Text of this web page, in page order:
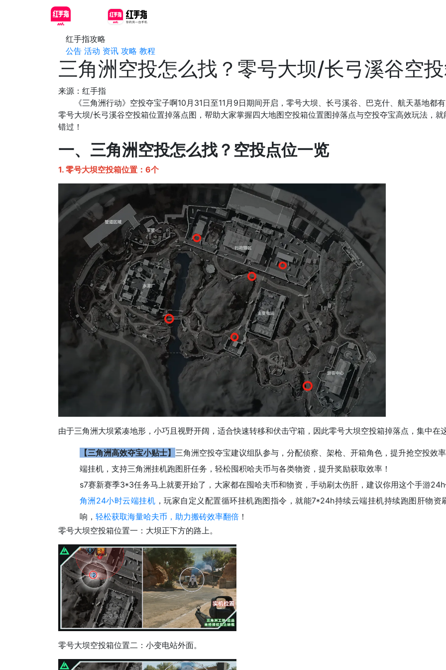
红手指攻略
公告 活动 资讯 攻略 教程
三角洲空投怎么找？零号大坝/长弓溪谷空
来源：红手指
《三角洲行动》空投夺宝子啊10月31日至11月9日期间开启，零号大坝、长弓溪谷、巴克什、航天基地都
零号大坝/长弓溪谷空投箱位置掉落点图，帮助大家掌握四大地图空投箱位置图掉落点与空投夺宝高效玩法，
错过！
一、三角洲空投怎么找？空投点位一览
1. 零号大坝空投箱位置：6个
由于三角洲大坝紧凑地形，小巧且视野开阔，适合快速转移和伏击守箱，因此零号大坝空投箱掉落点，集中在
【三角洲高效夺宝小贴士】 三角洲空投夺宝建议组队参与，分配侦察、架枪、开箱角色，提升抢空投效
端挂机，支持三角洲挂机跑图肝任务，轻松囤积哈夫币与各类物资，提升奖励获取效率！
s7赛新赛季3*3任务马上就要开始了，大家都在囤哈夫币和物资，手动刷太伤肝，建议你用这个手游
角洲24小时云端挂机 ，玩家自定义配置循环挂机跑图指令，就能7*24h持续云端挂机持续跑图肝物
响， 轻松获取海量哈夫币，助力搬砖效率翻倍！
零号大坝空投箱位置一：大坝正下方的路上。
零号大坝空投箱位置二：小变电站外面。